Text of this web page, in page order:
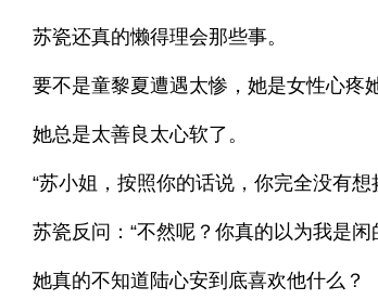
苏瓷还真的懒得理会那些事。
要不是童黎夏遭遇太惨，她是女性心疼
她总是太善良太心软了。
“苏小姐，按照你的话说，你完全没有想
苏瓷反问：“不然呢？你真的以为我是闲
她真的不知道陆心安到底喜欢他什么？